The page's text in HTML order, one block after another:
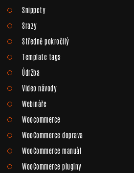
Snippety
Srazy
Středně pokročilý
Template tags
Údržba
Video návody
Webináře
Woocommerce
WooCommerce doprava
WooCommerce manuál
WooCommerce pluginy